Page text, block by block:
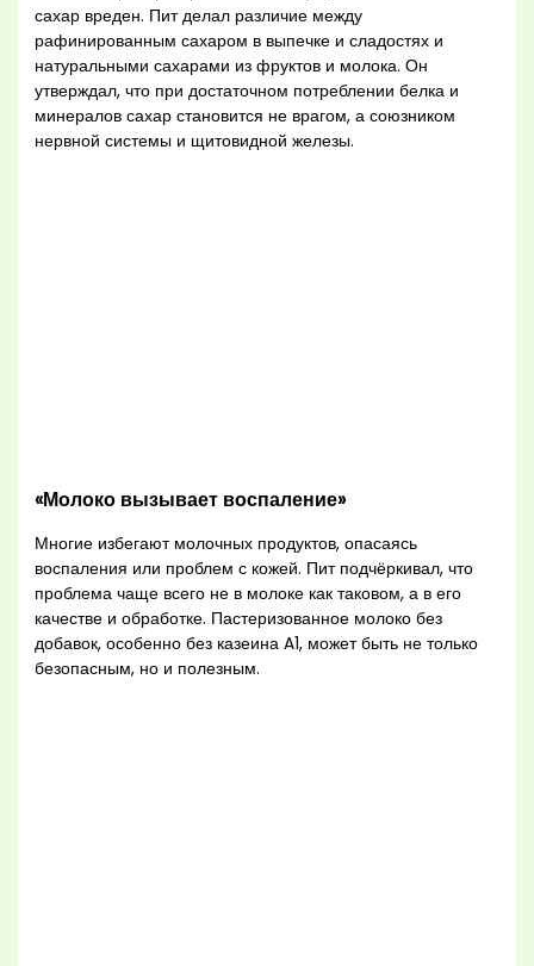
сахар вреден. Пит делал различие между
рафинированным сахаром в выпечке и сладостях и
натуральными сахарами из фруктов и молока. Он
утверждал, что при достаточном потреблении белка и
минералов сахар становится не врагом, а союзником
нервной системы и щитовидной железы.
«Молоко вызывает воспаление»
Многие избегают молочных продуктов, опасаясь
воспаления или проблем с кожей. Пит подчёркивал, что
проблема чаще всего не в молоке как таковом, а в его
качестве и обработке. Пастеризованное молоко без
добавок, особенно без казеина A1, может быть не только
безопасным, но и полезным.